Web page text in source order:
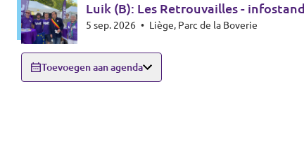
Luik (B): Les Retrouvailles - infostand
5 sep. 2026 • Liège, Parc de la Boverie
Toevoegen aan agenda